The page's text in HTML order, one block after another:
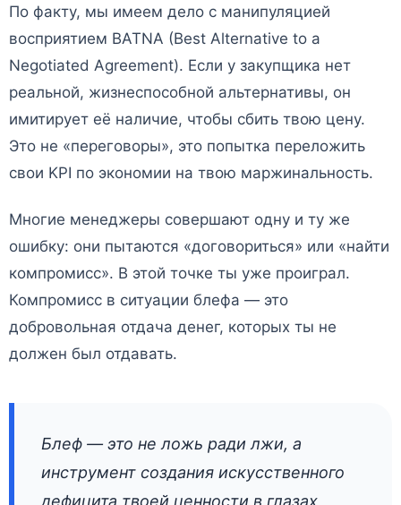
По факту, мы имеем дело с манипуляцией
восприятием BATNA (Best Alternative to a
Negotiated Agreement). Если у закупщика нет
реальной, жизнеспособной альтернативы, он
имитирует её наличие, чтобы сбить твою цену.
Это не «переговоры», это попытка переложить
свои KPI по экономии на твою маржинальность.
Многие менеджеры совершают одну и ту же
ошибку: они пытаются «договориться» или «найти
компромисс». В этой точке ты уже проиграл.
Компромисс в ситуации блефа — это
добровольная отдача денег, которых ты не
должен был отдавать.
Блеф — это не ложь ради лжи, а
инструмент создания искусственного
дефицита твоей ценности в глазах